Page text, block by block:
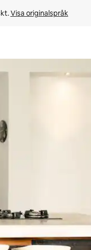
Visa originalspråk
trycka eller svepa.